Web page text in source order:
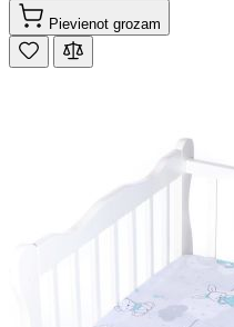
Pievienot grozam